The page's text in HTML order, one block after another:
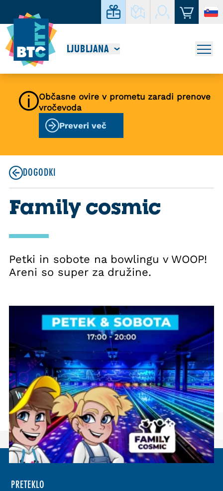
LJUBLJANA
Občasne ovire v prometu zaradi prenove
vročevoda
Preveri več
DOGODKI
Family cosmic
Petki in sobote na bowlingu v WOOP!
Areni so super za družine.
PRETEKLO